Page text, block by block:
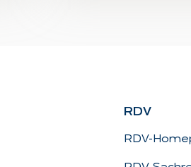
RDV
RDV-